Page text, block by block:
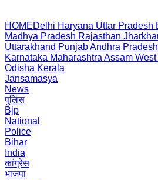
HOMEDelhi Haryana Uttar Pradesh
Madhya Pradesh Rajasthan
Uttarakhand PunjabAndhra Pradesh
Karnataka Maharashtra Assam West
Odisha Kerala
Jansamasya
News
पुलिस
Bjp
National
Police
Bihar
India
कांग्रेस
भाजपा